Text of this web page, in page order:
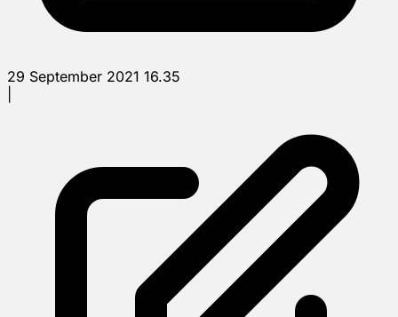
29 September 2021 16.35